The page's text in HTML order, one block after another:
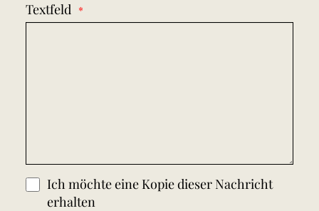
Textfeld
Ich möchte eine Kopie dieser Nachricht
erhalten